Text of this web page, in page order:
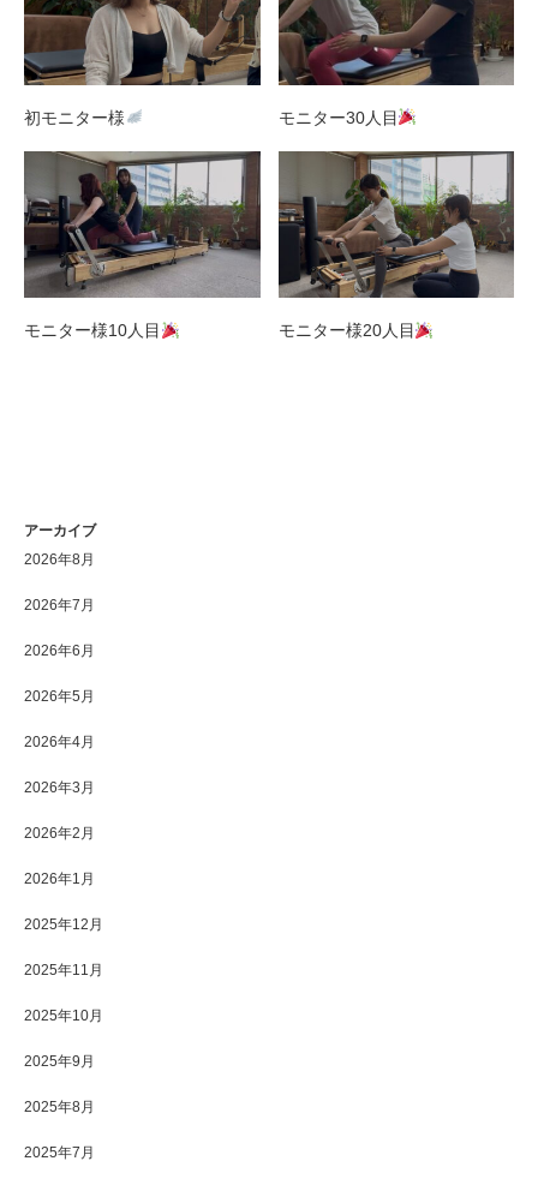
初モニター様 モニター30人目
モニター様10人目 モニター様20人目
アーカイブ
2026年8月
2026年7月
2026年6月
2026年5月
2026年4月
2026年3月
2026年2月
2026年1月
2025年12月
2025年11月
2025年10月
2025年9月
2025年8月
2025年7月